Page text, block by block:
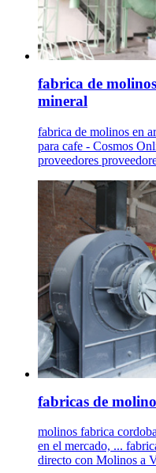
fabrica de
mineral
fabrica de molinos en
para cafe - Cosmos
proveedores
fabricas de
molinos fabrica
en el mercado, ...
directo con Molinos a